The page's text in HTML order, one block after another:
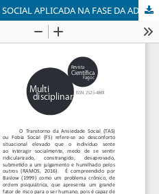
ADVERSIDADE DA ANSIEDADE SOCIAL APLICADA NA FASE DA ADOLESCÊNCIA